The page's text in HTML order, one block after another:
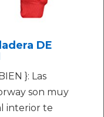
DE
}: Las
son muy
interior te